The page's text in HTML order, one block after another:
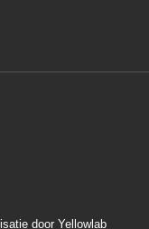
door Yellowlab